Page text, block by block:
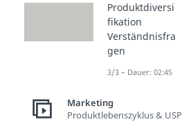
Produktdiversi
fikation
Verständnisfra
gen
3/3 – Dauer: 02:45
Marketing
Produktlebenszyklus & USP